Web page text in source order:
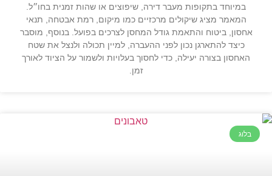
במיוחד בתקופות מעבר דירה, שיפוצים או שהות זמנית בחו״ל.
המאמר מציג שיקולים מרכזיים כמו מיקום, רמת אבטחה, תנאי
אחסון, ביטוח והתאמת גודל המחסן לצרכים בפועל. בנוסף, מוסבר
כיצד להתארגן נכון לפני ההעברה, למיין תכולה ולנצל את שטח
האחסון בצורה יעילה, כדי לחסוך בעלויות ולשמור על הציוד לאורך
זמן.
בלוג